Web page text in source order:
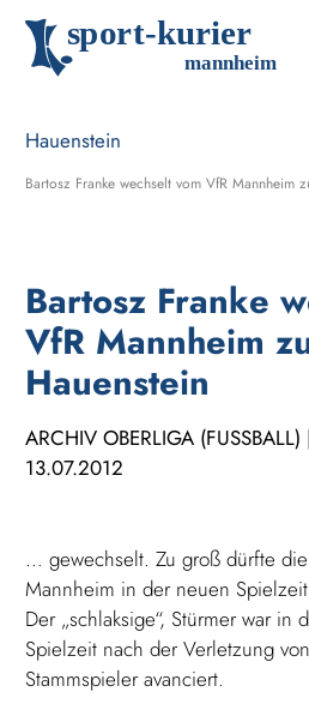
sport-kurier
mannheim
Bartosz Franke wechselt vom VfR Mannheim
Bartosz Franke
VfR Mannheim
Hauenstein
ARCHIV OBERLIGA (FUSSBALL) |
3.07.2012
… gewechselt. Zu groß dürfte
Mannheim in der neuen
Der „schlaksige“, Stürmer war in
Spielzeit nach der Verletzung
Stammspieler avanciert.